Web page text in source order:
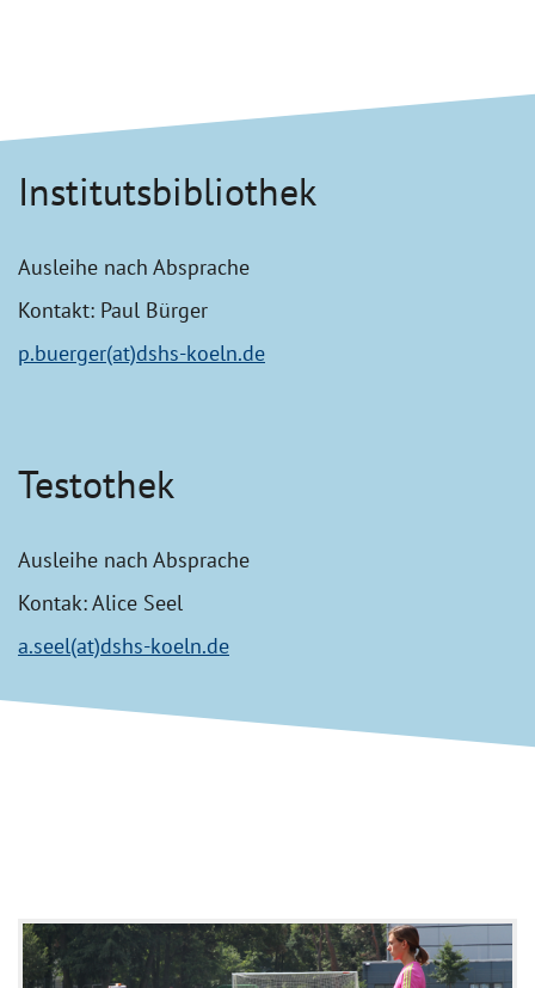
Institutsbibliothek
Ausleihe nach Absprache
Kontakt: Paul Bürger
p.buerger(at)dshs-koeln.de
Testothek
Ausleihe nach Absprache
Kontak: Alice Seel
a.seel(at)dshs-koeln.de